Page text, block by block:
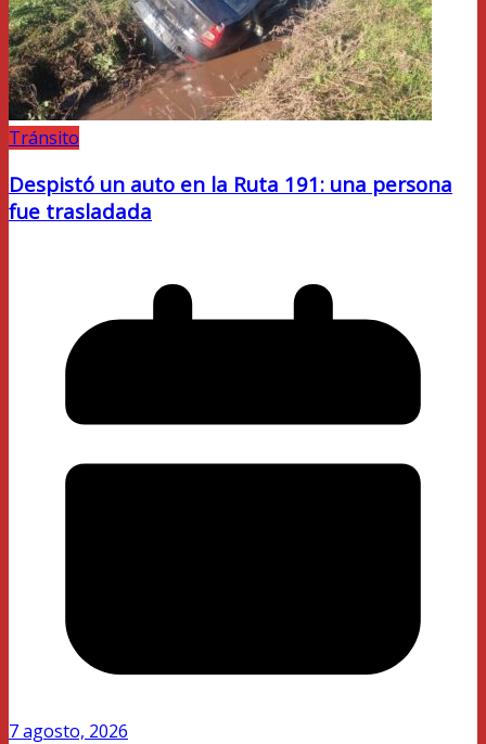
Tránsito
Despistó un auto en la Ruta 191: una persona
fue trasladada
7 agosto, 2026